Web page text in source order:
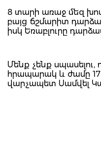
8 տարի առաջ մեզ
բայց ճշմարիտ
իսկ Եռաբլուրը
Մենք չենք սպասելու,
հրապարակ և ժամը
վարչապետ Սամվել